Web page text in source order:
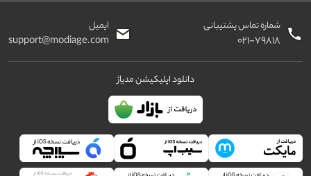
شماره تماس پشتیبانی
۰۲۱-۷۹۸۱۸
ایمیل
support@modiage.com
دانلود اپلیکیشن مدیاژ